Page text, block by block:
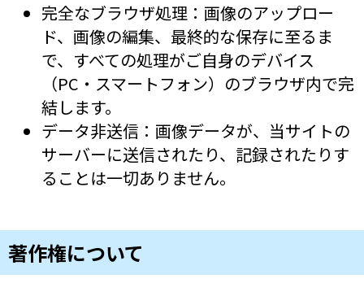
完全なブラウザ処理：画像のアップロー
ド、画像の編集、最終的な保存に至るま
で、すべての処理がご自身のデバイス
（PC・スマートフォン）のブラウザ内で完
結します。
データ非送信：画像データが、当サイトの
サーバーに送信されたり、記録されたりす
ることは一切ありません。
著作権について